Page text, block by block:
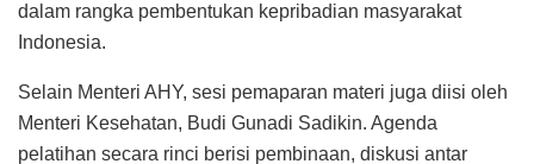
dalam rangka pembentukan kepribadian masyarakat
Indonesia.
Selain Menteri AHY, sesi pemaparan materi juga diisi oleh
Menteri Kesehatan, Budi Gunadi Sadikin. Agenda
pelatihan secara rinci berisi pembinaan, diskusi antar